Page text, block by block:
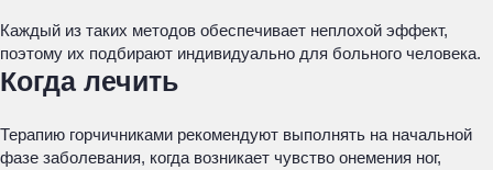
Каждый из таких методов обеспечивает неплохой эффект,
поэтому их подбирают индивидуально для больного человека.
Когда лечить
Терапию горчичниками рекомендуют выполнять на начальной
фазе заболевания, когда возникает чувство онемения ног,